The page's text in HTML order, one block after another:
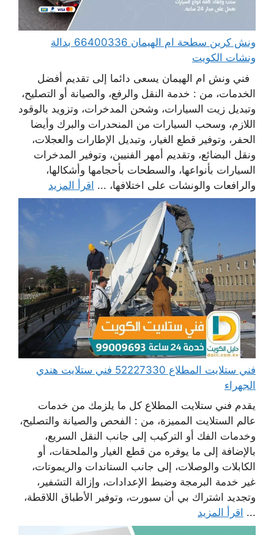
ونش كرين سطحة ام الهيمان 66400336 بدالة
ونشات الكويت
فني ونش ام الهيمان يسعى دائما إلى تقديم أفضل
الخدمات، من : خدمة النقل والرفع، والصيانة أو التصليح،
وتبديل زيت السيارات، وشحن المدخرات، وتزويد بالوقود
اللازم، وسحب السيارات من المنحدرات والبرك وأيضا
الحفر، وتوفير قطع الغيار، وتبديل الإطارات والعجلات،
ونقل البضائع، وتقديم أمهر الفنيين، وتوفير المدخرات
السيارات بأنواعها، والسطحات بأحجامها وأشكالها،
والرافعات والونشات على اختلافها، ... اقرأ المزيد
فني ستلايت المطلاع 52227330 فني ستلايت هندي
الجهراء
يقدم فني ستلايت المطلاع كل ما يلزمك من خدمات
عالم الستلايت المميزة، من : الفحص والصيانة والتصليح،
وخدمات الفك أو التركيب إلى جانب النقل السريع،
بالإضافة إلى ما يوفره من قطع الغيار والملحقات، أو
الكابلات والوصلات، إلى جانب الستاندات والريموتات،
غير خدمة البرمجة وضبط الإعدادات، وإزالة التشفير،
وتجديد اشتراك بي أن سبورت، وتوفير الأطباق اللاقطة،
... اقرأ المزيد